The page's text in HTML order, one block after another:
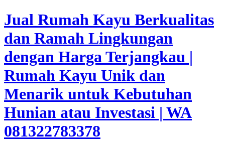
Jual Rumah Kayu Berkualitas
dan Ramah Lingkungan
dengan Harga Terjangkau |
Rumah Kayu Unik dan
Menarik untuk Kebutuhan
Hunian atau Investasi | WA
081322783378